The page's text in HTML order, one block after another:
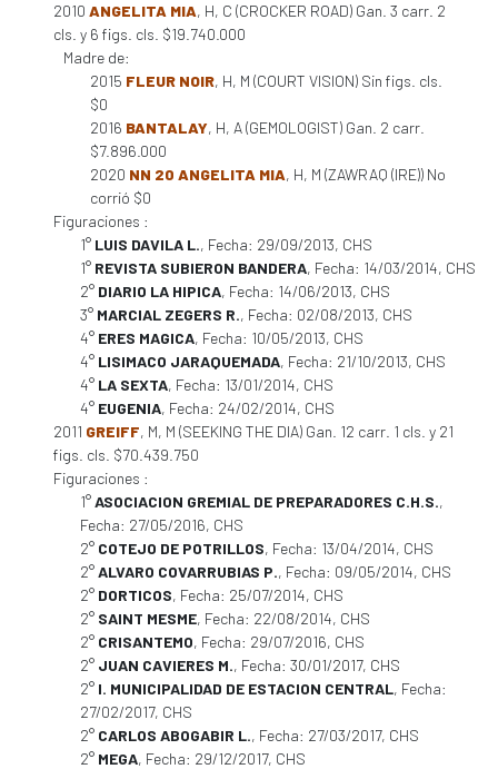
2010 ANGELITA MIA, H, C (CROCKER ROAD) Gan. 3 carr. 2
cls. y 6 figs. cls. $19.740.000
Madre de:
2015 FLEUR NOIR, H, M (COURT VISION) Sin figs. cls.
$0
2016 BANTALAY, H, A (GEMOLOGIST) Gan. 2 carr.
$7.896.000
2020 NN 20 ANGELITA MIA, H, M (ZAWRAQ (IRE)) No
corrió $0
Figuraciones :
1° LUIS DAVILA L., Fecha: 29/09/2013, CHS
1° REVISTA SUBIERON BANDERA, Fecha: 14/03/2014, CHS
2° DIARIO LA HIPICA, Fecha: 14/06/2013, CHS
3° MARCIAL ZEGERS R., Fecha: 02/08/2013, CHS
4° ERES MAGICA, Fecha: 10/05/2013, CHS
4° LISIMACO JARAQUEMADA, Fecha: 21/10/2013, CHS
4° LA SEXTA, Fecha: 13/01/2014, CHS
4° EUGENIA, Fecha: 24/02/2014, CHS
2011 GREIFF, M, M (SEEKING THE DIA) Gan. 12 carr. 1 cls. y 21
figs. cls. $70.439.750
Figuraciones :
1°ASOCIACION GREMIAL DE PREPARADORES C.H.S.,
Fecha: 27/05/2016, CHS
2° COTEJO DE POTRILLOS, Fecha: 13/04/2014, CHS
2°ALVARO COVARRUBIAS P., Fecha: 09/05/2014, CHS
2° DORTICOS, Fecha: 25/07/2014, CHS
2° SAINT MESME, Fecha: 22/08/2014, CHS
2° CRISANTEMO, Fecha: 29/07/2016, CHS
2° JUAN CAVIERES M., Fecha: 30/01/2017, CHS
2° I. MUNICIPALIDAD DE ESTACION CENTRAL, Fecha:
27/02/2017, CHS
2° CARLOS ABOGABIR L., Fecha: 27/03/2017, CHS
2° MEGA, Fecha: 29/12/2017, CHS